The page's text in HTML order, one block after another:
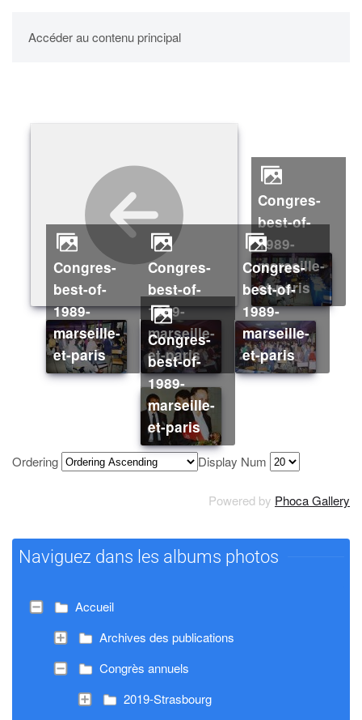
Accéder au contenu principal
UPBM
congres-
best-of-
1989-
marseille-
et-paris
congres-
best-of-
1989-
marseille-
et-paris
congres-
best-of-
1989-
marseille-
et-paris
congres-
best-of-
1989-
marseille-
et-paris
congres-
best-of-
1989-
marseille-
et-paris
Ordering Display Num
Powered by Phoca Gallery
Naviguez dans les albums photos
Accueil
Archives des publications
Congrès annuels
2019-Strasbourg